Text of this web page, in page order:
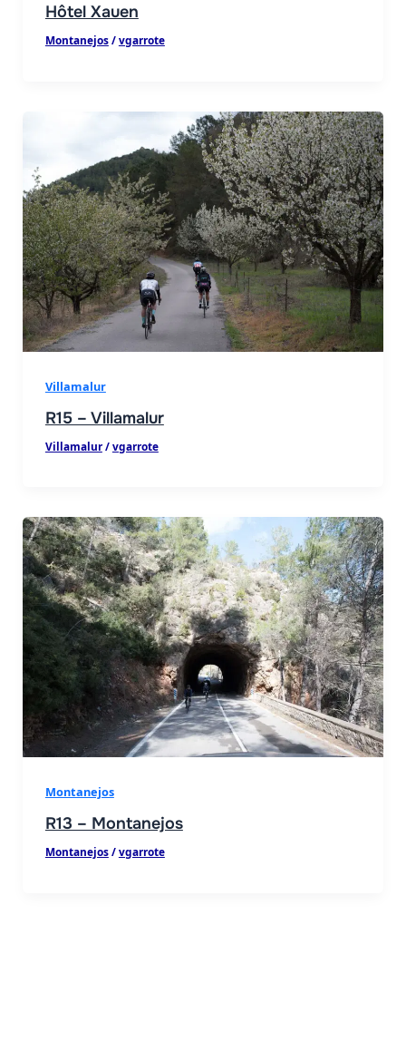
Hôtel Xauen
Montanejos/vgarrote
Villamalur
R15 – Villamalur
Villamalur/vgarrote
Montanejos
R13 – Montanejos
Montanejos/vgarrote